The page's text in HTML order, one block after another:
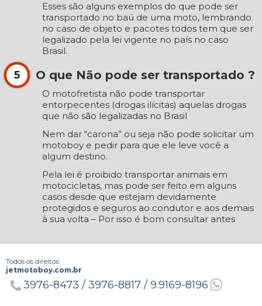
Esses são alguns exemplos do que pode ser
transportado no baú de uma moto, lembrando
no caso de objeto e pacotes todos tem que ser
legalizado pela lei vigente no país no caso
Brasil.
5 O que Não pode ser transportado ?
O motofretista não pode transportar
entorpecentes (drogas ilícitas) aquelas drogas
que não são legalizadas no Brasil
Nem dar “carona” ou seja não pode solicitar um
motoboy e pedir para que ele leve você a
algum destino.
Pela lei é proibido transportar animais em
motocicletas, mas pode ser feito em alguns
casos desde que estejam devidamente
protegidos e seguros ao condutor e aos demais
à sua volta – Por isso é bom consultar antes
Todos os direitos
jetmotoboy.com.br
3976-8473 / 3976-8817 / 9.9169-8196